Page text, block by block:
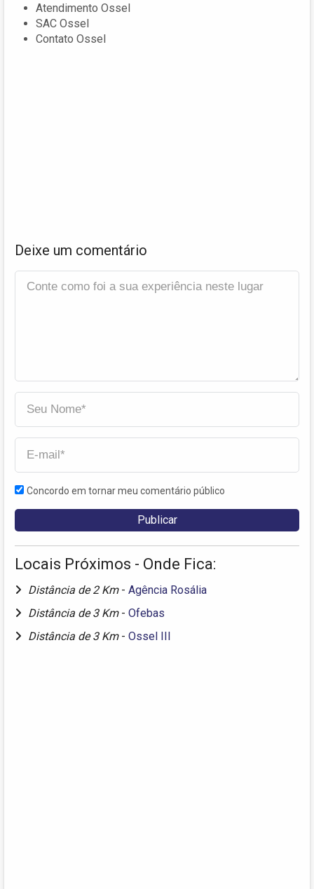
Atendimento Ossel
SAC Ossel
Contato Ossel
Deixe um comentário
Concordo em tornar meu comentário público
Locais Próximos - Onde Fica:
Distância de 2 Km - Agência Rosália
Distância de 3 Km - Ofebas
Distância de 3 Km - Ossel III